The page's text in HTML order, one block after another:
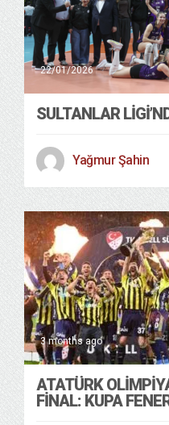
22/01/2026
SULTANLAR
Yağmur Şahin
3 months ago
ATATÜRK
FINAL: KUPA